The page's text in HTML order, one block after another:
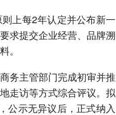
上每2年认定并公布新一
求提交企业经营、品牌溯
。
务主管部门完成初审并推
走访等方式综合评议。拟
公示无异议后，正式纳入